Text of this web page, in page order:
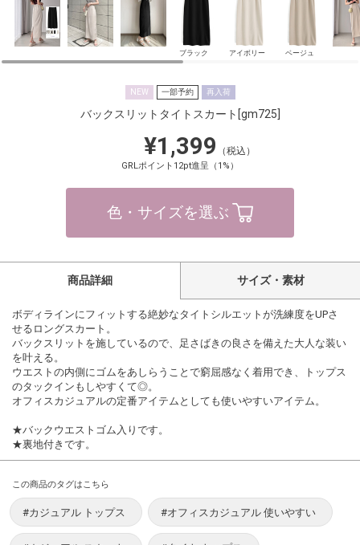
ブラック アイボリー ベージュ
NEW 一部予約 再入荷
バックスリットタイトスカート [gm725]
¥1,399 （税込）
GRLポイント12pt進呈（1%）
色・サイズを選ぶ
商品詳細 サイズ・素材
ボディラインにフィットする絶妙なタイトシルエットが洗練度をUPさ
せるロングスカート。
バックスリットを施しているので、足さばきの良さを備えた大人な装い
を叶える。
ウエストの内側にゴムをあしらうことで窮屈感なく着用でき、トップス
のタックインもしやすくて◎。
オフィスカジュアルの定番アイテムとしても使いやすいアイテム。
★バックウエストゴム入りです。
★裏地付きです。
この商品のタグはこちら
#カジュアル トップス #オフィスカジュアル 使いやすい